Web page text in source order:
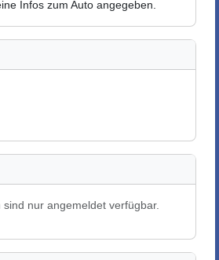
Infos zum Auto angegeben.
nur angemeldet verfügbar.